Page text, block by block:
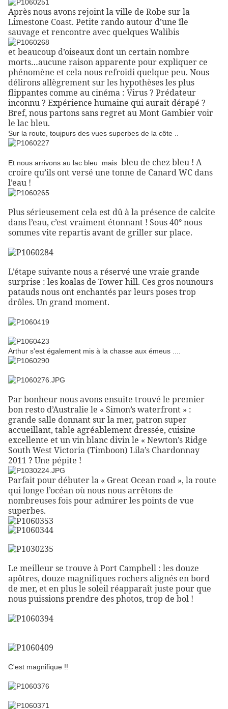
Après nous avons rejoint la ville de Robe sur la
Limestone Coast. Petite rando autour d’une île
sauvage et rencontre avec quelques Walibis
et beaucoup d’oiseaux dont un certain nombre
morts…aucune raison apparente pour expliquer ce
phénomène et cela nous refroidi quelque peu. Nous
délirons allègrement sur les hypothèses les plus
flippantes comme au cinéma : Virus ? Prédateur
inconnu ? Expérience humaine qui aurait dérapé ?
Bref, nous partons sans regret au Mont Gambier voir
le lac bleu.
Sur la route, toujpurs des vues superbes de la côte ..
Et nous arrivons au lac bleu mais bleu de chez bleu ! A
croire qu’ils ont versé une tonne de Canard WC dans
l’eau !
Plus sérieusement cela est dû à la présence de calcite
dans l’eau, c’est vraiment étonnant ! Sous 40° nous
sommes vite repartis avant de griller sur place.
L’étape suivante nous a réservé une vraie grande
surprise : les koalas de Tower hill. Ces gros nounours
patauds nous ont enchantés par leurs poses trop
drôles. Un grand moment.
Arthur s'est également mis à la chasse aux émeus ....
Par bonheur nous avons ensuite trouvé le premier
bon resto d’Australie le « Simon’s waterfront » :
grande salle donnant sur la mer, patron super
accueillant, table agréablement dressée, cuisine
excellente et un vin blanc divin le « Newton’s Ridge
South West Victoria (Timboon) Lila’s Chardonnay
2011 ? Une pépite !
Parfait pour débuter la « Great Ocean road », la route
qui longe l’océan où nous nous arrêtons de
nombreuses fois pour admirer les points de vue
superbes.
Le meilleur se trouve à Port Campbell : les douze
apôtres, douze magnifiques rochers alignés en bord
de mer, et en plus le soleil réapparaît juste pour que
nous puissions prendre des photos, trop de bol !
C'est magnifique !!